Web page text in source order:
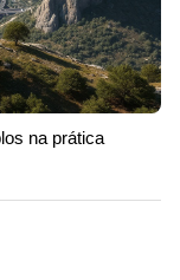
na prática